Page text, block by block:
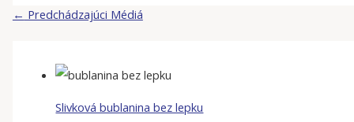
← Predchádzajúci Médiá
Slivková bublanina bez lepku